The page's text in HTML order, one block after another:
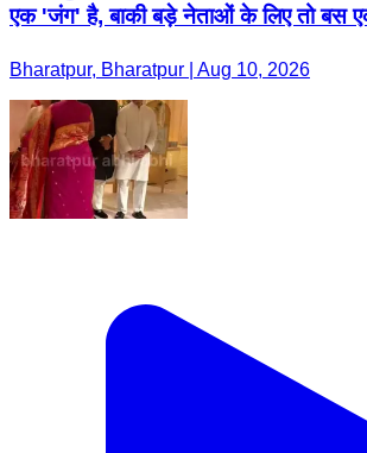
एक 'जंग' है, बाकी बड़े नेताओं के लिए तो बस
Bharatpur, Bharatpur | Aug 10, 2026